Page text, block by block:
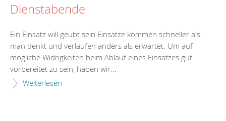
Dienstabende
Ein Einsatz will geübt sein Einsätze kommen schneller als
man denkt und verlaufen anders als erwartet. Um auf
mögliche Widrigkeiten beim Ablauf eines Einsatzes gut
vorbereitet zu sein, haben wir...
Weiterlesen